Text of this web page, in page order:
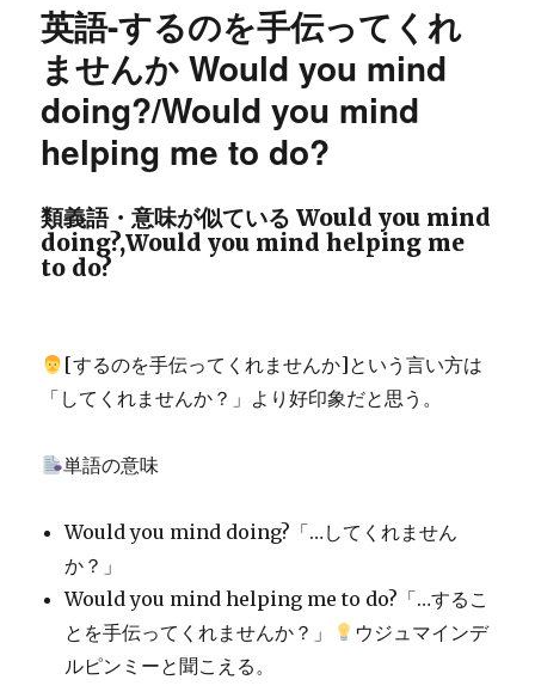
英語-するのを手伝ってくれ
ませんか Would you mind
doing?/Would you mind
helping me to do?
類義語・意味が似ている Would you mind
doing?,Would you mind helping me
to do?
[するのを手伝ってくれませんか]という言い方は
「してくれませんか？」より好印象だと思う。
単語の意味
Would you mind doing?「…してくれません
か？」
Would you mind helping me to do?「…するこ
とを手伝ってくれませんか？」
ウジュマインデ
ルピンミーと聞こえる。